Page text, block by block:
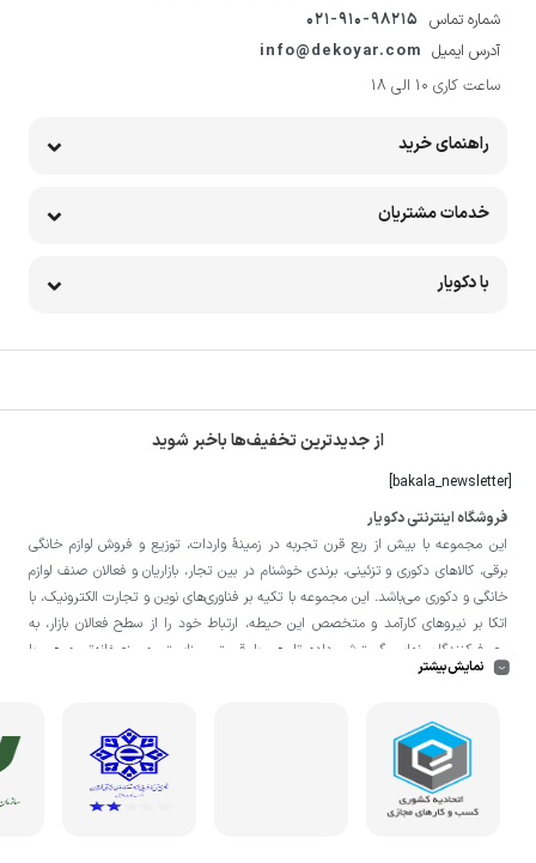
شماره تماس 021-910-98215
آدرس ایمیل info@dekoyar.com
ساعت کاری 10 الی 18
راهنمای خرید
خدمات مشتریان
با دکویار
از جدیدترین تخفیف‌ها باخبر شوید
فروشگاه اینترنتی دکویار
این مجموعه با بيش از ربع قرن تجربه در زمينۀ واردات، توزيع و فروش لوازم خانگی
برقی، کالاهای دکوری و تزئینی، برندی خوشنام در بين تجار، بازاريان و فعالان صنف لوازم
خانگی و دکوری می‌باشد. این مجموعه با تكيه بر فناوری‌های نوين و تجارت الكترونيک، با
اتکا بر نيروهای كارآمد و متخصص اين حيطه، ارتباط خود را از سطح فعالان بازار، به
مصرف‌كنندگان نهايی گسترش داده تا هم با قيمتی مناسبتر و منصفانه‌تر و هم با
خدماتی گسترده‌تر و كيفی‌تر در خدمت هموطنان عزیز در اقصی نقاط ميهنمان باشد.
کالا از انبار تنها در صورت ثبت سفارش قبلی از طریق سایت و انتخاب زمان، امکان پذیر
نمایش بیشتر